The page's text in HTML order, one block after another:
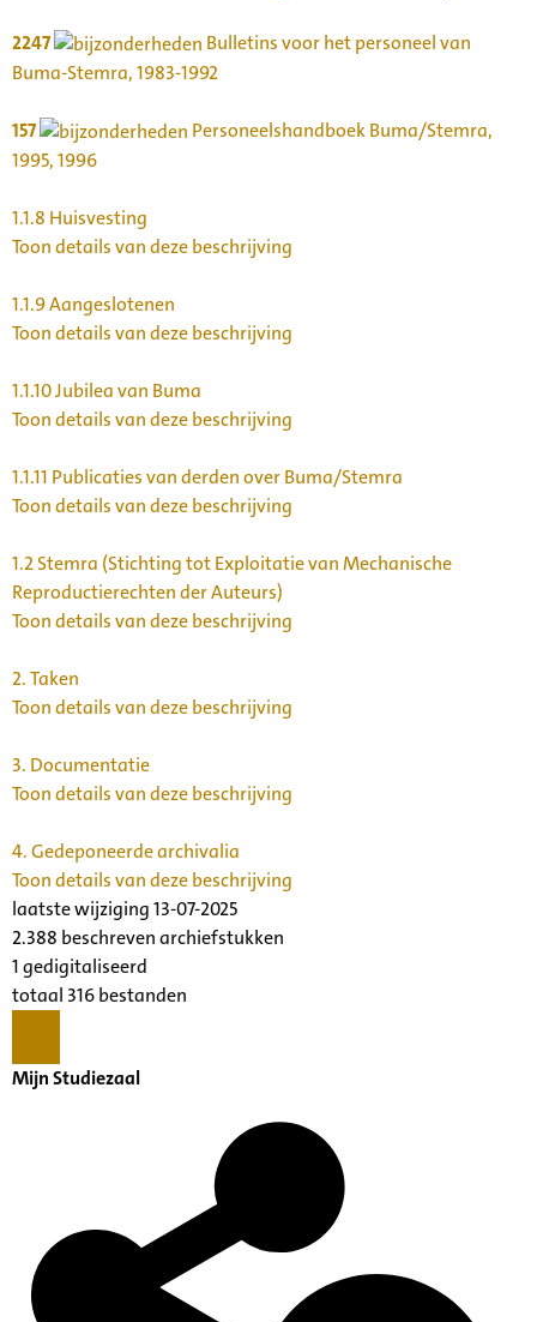
2247
Bulletins voor het personeel van
Buma-Stemra, 1983-1992
157
Personeelshandboek Buma/Stemra,
1995, 1996
1.1.8 Huisvesting
Toon details van deze beschrijving
1.1.9Aangeslotenen
Toon details van deze beschrijving
1.1.10Jubilea van Buma
Toon details van deze beschrijving
1.1.11 Publicaties van derden over Buma/Stemra
Toon details van deze beschrijving
1.2Stemra (Stichting tot Exploitatie van Mechanische
Reproductierechten der Auteurs)
Toon details van deze beschrijving
2.Taken
Toon details van deze beschrijving
3. Documentatie
Toon details van deze beschrijving
4.Gedeponeerde archivalia
Toon details van deze beschrijving
laatste wijziging 13-07-2025
2.388 beschreven archiefstukken
1 gedigitaliseerd
totaal 316 bestanden
Mijn Studiezaal